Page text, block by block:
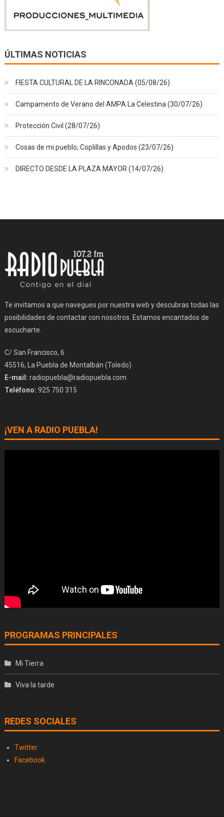
ÚLTIMAS NOTICIAS
FIESTA CULTURAL DE LA RINCONADA (05/08/26)
Campamento de Verano del AMPA La Celestina (30/07/26)
Protección Civil (28/07/26)
Cosas de mi pueblo, Coplillas y Apodos (23/07/26)
DIRECTO DESDE LA PLAZA MAYOR (14/07/26)
Te invitamos a que navegues por nuestra web y descubras todas las
posibilidades de contactar con nosotros. Estamos encantados de
escucharte.
C/ San Francisco, 6
45516, La Puebla de Montalbán (Toledo)
E-mail: radiopuebla@radiopuebla.com
Teléfono: 925 750 315
¡VEN A RADIO PUEBLA!
PROGRAMAS PRINCIPALES
Mi Tierra
Viva la tarde
REDES SOCIALES
Twitter
Facebook